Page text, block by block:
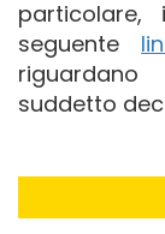
seguente
suddetto